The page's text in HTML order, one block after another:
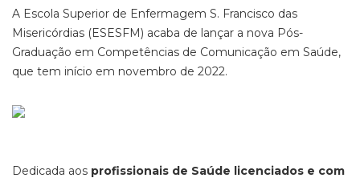
A Escola Superior de Enfermagem S. Francisco das
Misericórdias (ESESFM) acaba de lançar a nova Pós-
Graduação em Competências de Comunicação em Saúde,
que tem início em novembro de 2022.
Dedicada aos profissionais de Saúde licenciados e com